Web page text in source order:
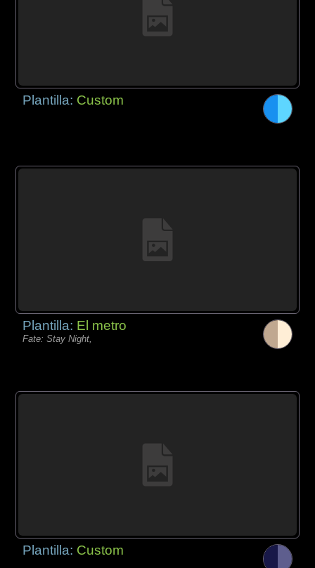
Plantilla: Custom
Plantilla: El metro
Fate: Stay Night,
Plantilla: Custom